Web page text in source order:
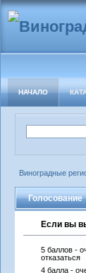
НАЧАЛО
Виноградные
Голосование
Если вы
5 баллов -
отказаться
4 балла -